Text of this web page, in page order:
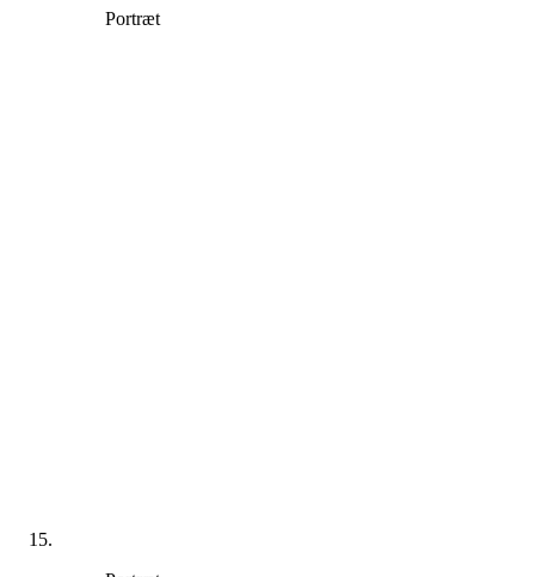
Portræt